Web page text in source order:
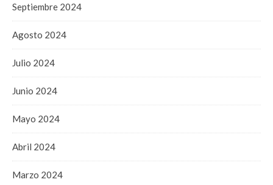
Septiembre 2024
Agosto 2024
Julio 2024
Junio 2024
Mayo 2024
Abril 2024
Marzo 2024